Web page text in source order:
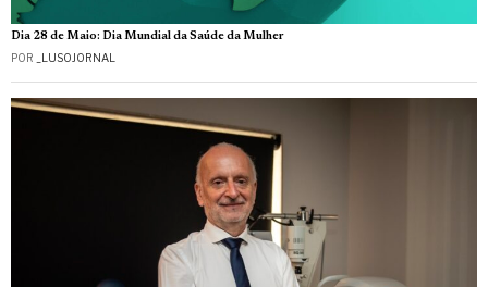
Dia 28 de Maio: Dia Mundial da Saúde da Mulher
POR _LUSOJORNAL